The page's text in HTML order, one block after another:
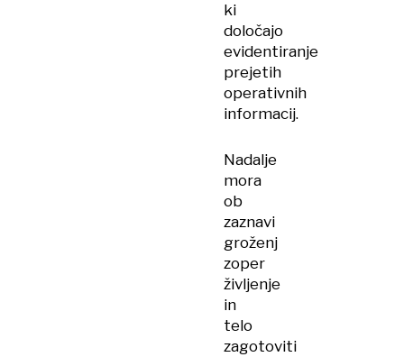
ki
določajo
evidentiranje
prejetih
operativnih
informacij.
Nadalje
mora
ob
zaznavi
groženj
zoper
življenje
in
telo
zagotoviti